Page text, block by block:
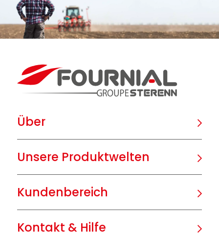
Über
Unsere Produktwelten
Kundenbereich
Kontakt & Hilfe